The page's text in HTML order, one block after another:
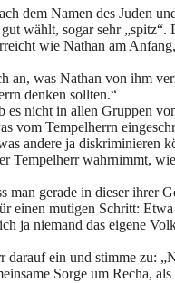
dem Namen des Juden
wählt, sogar sehr
wie Nathan am
an, was Nathan von ihm
denken sollten.“
es nicht in allen Gruppen
vom Tempelherrn
andere ja diskriminieren
Tempelherr wahrnimmt,
man gerade in dieser ihrer
einen mutigen Schritt:
ja niemand das eigene
darauf ein und stimme zu:
Sorge um Recha,